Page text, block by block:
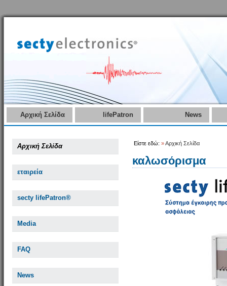
Αρχική Σελίδα lifePatron News
Αρχική Σελίδα
εταιρεία
secty lifePatron®
Media
FAQ
News
Είστε εδώ: »Αρχική Σελίδα
καλωσόρισμα